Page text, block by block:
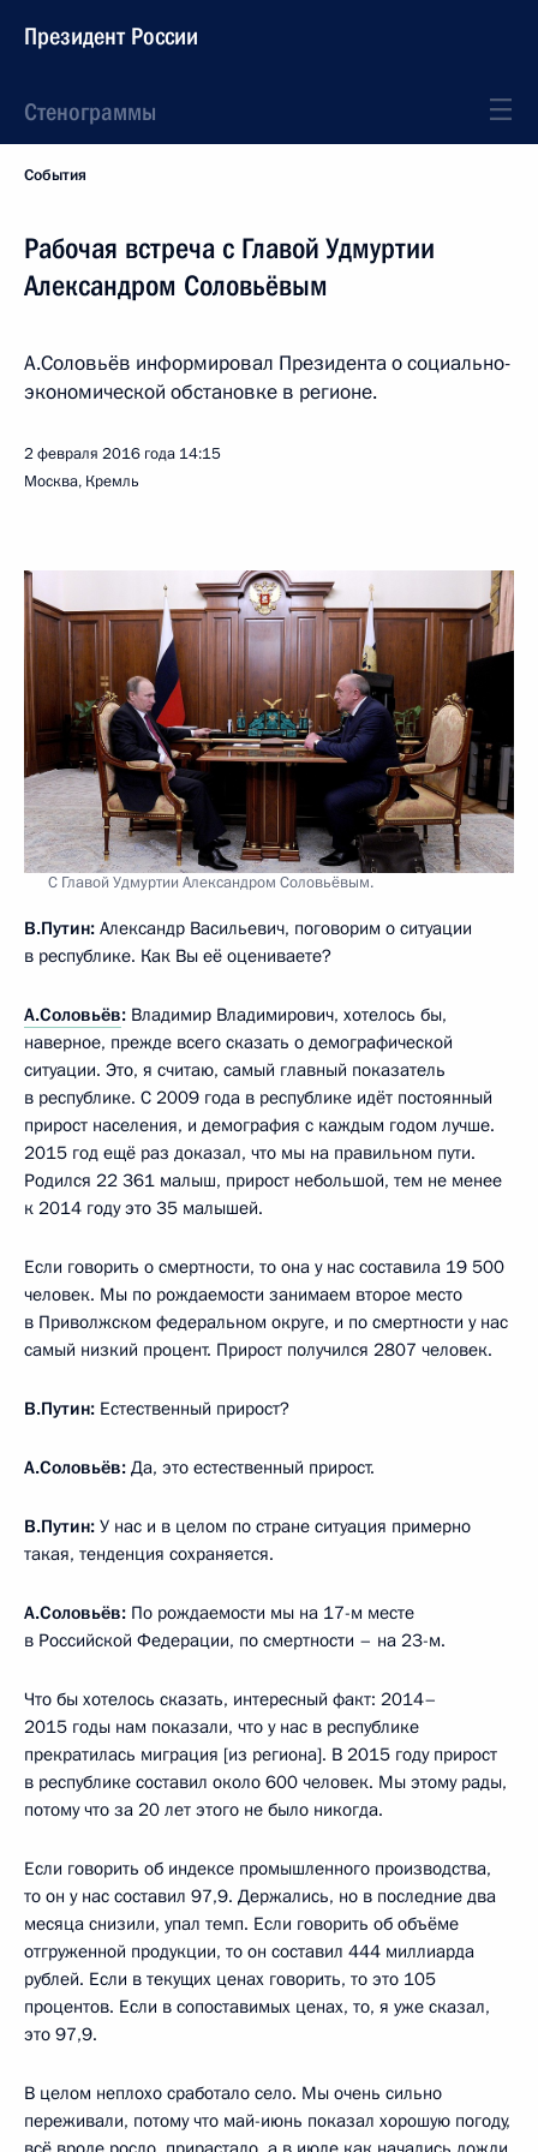
Президент России
Стенограммы
События
Рабочая встреча с Главой Удмуртии
Александром Соловьёвым
А.Соловьёв информировал Президента о социально-
экономической обстановке в регионе.
2 февраля 2016 года 14:15
Москва, Кремль
С Главой Удмуртии Александром Соловьёвым.
В.Путин: Александр Васильевич, поговорим о ситуации
в республике. Как Вы её оцениваете?
А.Соловьёв: Владимир Владимирович, хотелось бы,
наверное, прежде всего сказать о демографической
ситуации. Это, я считаю, самый главный показатель
в республике. С 2009 года в республике идёт постоянный
прирост населения, и демография с каждым годом лучше.
2015 год ещё раз доказал, что мы на правильном пути.
Родился 22 361 малыш, прирост небольшой, тем не менее
к 2014 году это 35 малышей.
Если говорить о смертности, то она у нас составила 19 500
человек. Мы по рождаемости занимаем второе место
в Приволжском федеральном округе, и по смертности у нас
самый низкий процент. Прирост получился 2807 человек.
В.Путин: Естественный прирост?
А.Соловьёв: Да, это естественный прирост.
В.Путин: У нас и в целом по стране ситуация примерно
такая, тенденция сохраняется.
А.Соловьёв: По рождаемости мы на 17-м месте
в Российской Федерации, по смертности – на 23-м.
Что бы хотелось сказать, интересный факт: 2014–
2015 годы нам показали, что у нас в республике
прекратилась миграция [из региона]. В 2015 году прирост
в республике составил около 600 человек. Мы этому рады,
потому что за 20 лет этого не было никогда.
Если говорить об индексе промышленного производства,
то он у нас составил 97,9. Держались, но в последние два
месяца снизили, упал темп. Если говорить об объёме
отгруженной продукции, то он составил 444 миллиарда
рублей. Если в текущих ценах говорить, то это 105
процентов. Если в сопоставимых ценах, то, я уже сказал,
это 97,9.
В целом неплохо сработало село. Мы очень сильно
переживали, потому что май-июнь показал хорошую погоду,